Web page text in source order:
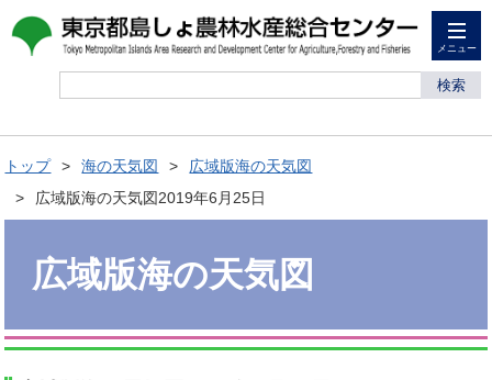
メニュー
検索
トップ 海の天気図
広域版海の天気図
広域版海の天気図2019年6月25日
広域版海の天気図